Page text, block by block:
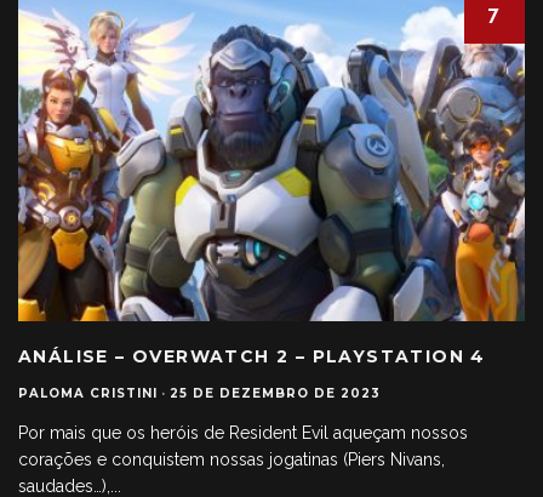
7
ANÁLISE – OVERWATCH 2 – PLAYSTATION 4
PALOMA CRISTINI · 25 DE DEZEMBRO DE 2023
Por mais que os heróis de Resident Evil aqueçam nossos
corações e conquistem nossas jogatinas (Piers Nivans,
saudades…),